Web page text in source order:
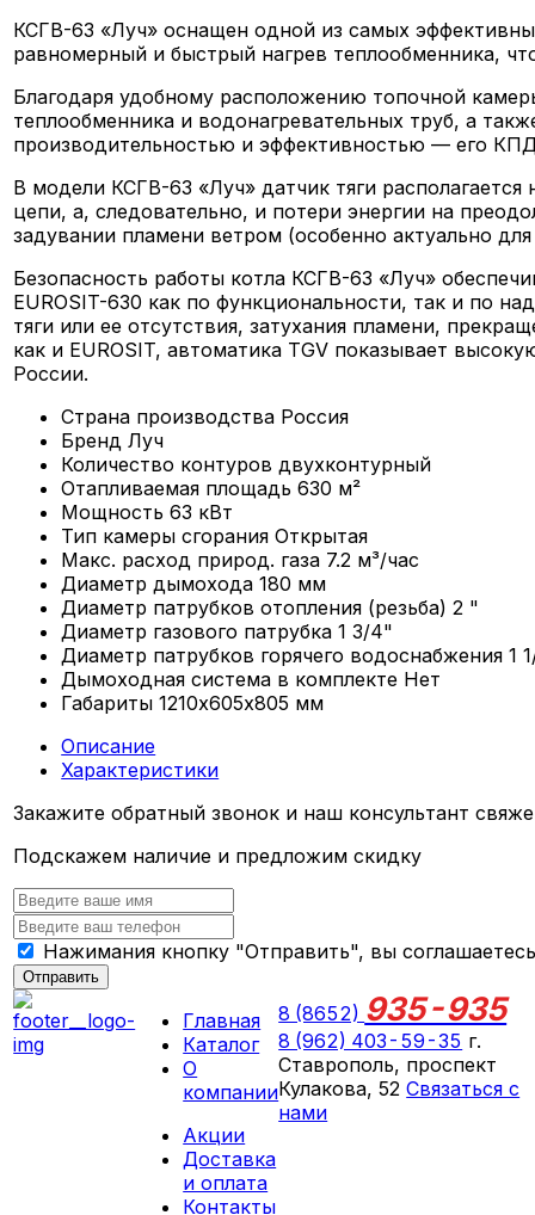
КСГВ-63 «Луч» оснащен одной из самых
равномерный и быстрый нагрев теплообменника,
Благодаря удобному расположению топочной
теплообменника и водонагревательных труб, а
производительностью и эффективностью — его КПД
В модели КСГВ-63 «Луч» датчик тяги располагается
цепи, а, следовательно, и потери энергии на
задувании пламени ветром (особенно актуально
Безопасность работы котла КСГВ-63 «Луч»
EUROSIT-630 как по функциональности, так и по
тяги или ее отсутствия, затухания пламени,
как и EUROSIT, автоматика TGV показывает
России.
Страна производства Россия
Бренд Луч
Количество контуров двухконтурный
Отапливаемая площадь 630 м²
Мощность 63 кВт
Тип камеры сгорания Открытая
Макс. расход природ. газа 7.2 м³/час
Диаметр дымохода 180 мм
Диаметр патрубков отопления (резьба) 2 "
Диаметр газового патрубка 1 3/4"
Диаметр патрубков горячего водоснабжения 1
Дымоходная система в комплекте Нет
Габариты 1210х605х805 мм
Описание
Характеристики
Закажите обратный звонок и наш консультант
Подскажем наличие и предложим скидку
Нажимания кнопку "Отправить", вы
Отправить
Главная
Каталог
О
компании
Акции
Доставка
и оплата
Контакты
8 (8652) 935-935
8 (962) 403-59-35 г.
Ставрополь, проспект
Кулакова, 52Связаться с
нами